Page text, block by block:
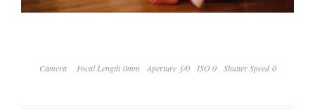
Camera Focal Length 0mm Aperture ƒ/0 ISO 0 Shutter Speed 0